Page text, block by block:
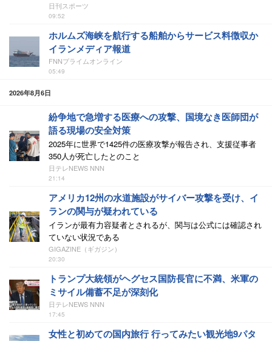
日刊スポーツ
09:52
ホルムズ海峡を航行する船舶からサービス料徴収か
イランメディア報道
FNNプライムオンライン
05:49
2026年8月6日
紛争地で急増する医療への攻撃、国境なき医師団が
語る現場の安全対策
2025年に世界で1425件の医療攻撃が報告され、支援従事者
350人が死亡したとのこと
日テレNEWS NNN
21:14
アメリカ12州の水道施設がサイバー攻撃を受け、イ
ランの関与が疑われている
イランが最有力容疑者とされるが、関与は公式には確認され
ていない状況である
GIGAZINE（ギガジン）
20:30
トランプ大統領がヘグセス国防長官に不満、米軍の
ミサイル備蓄不足が深刻化
日テレNEWS NNN
17:45
女性と初めての国内旅行 行ってみたい観光地9パタ